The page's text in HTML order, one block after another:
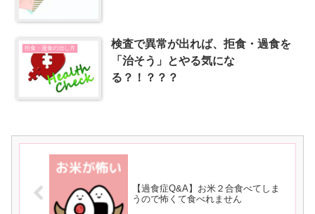
拒食・過食の治し方
検査で異常が出れば、拒食・過食を
「治そう」とやる気にな
る？！？？？
【過食症Q&A】お米２合食べてしま
うので怖くて食べれません